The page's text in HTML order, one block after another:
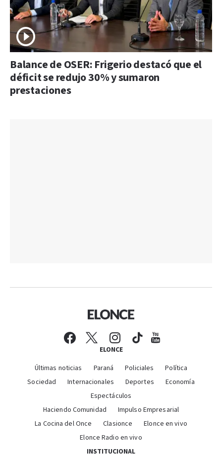
Balance de OSER: Frigerio destacó que el
déficit se redujo 30% y sumaron
prestaciones
ELONCE
Últimas noticias Paraná Policiales
Política
Sociedad
Internacionales Deportes
Economía
Espectáculos
Haciendo Comunidad
Impulso Empresarial
La Cocina del Once
Clasionce
Elonce en vivo
Elonce Radio en vivo
INSTITUCIONAL